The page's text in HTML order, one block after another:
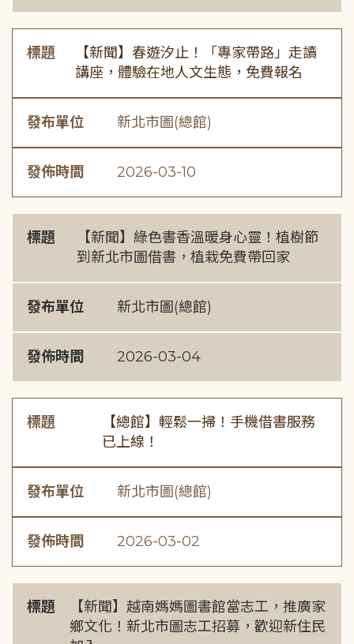
標題
【新聞】春遊汐止！「專家帶路」走讀
講座，體驗在地人文生態，免費報名
發布單位 新北市圖(總館)
發佈時間 2026-03-10
標題
【新聞】綠色書香溫暖身心靈！植樹節
到新北市圖借書，植栽免費帶回家
發布單位 新北市圖(總館)
發佈時間 2026-03-04
標題
【總館】輕鬆一掃！手機借書服務
已上線！
發布單位 新北市圖(總館)
發佈時間 2026-03-02
標題
【新聞】越南媽媽圖書館當志工，推廣家
鄉文化！新北市圖志工招募，歡迎新住民